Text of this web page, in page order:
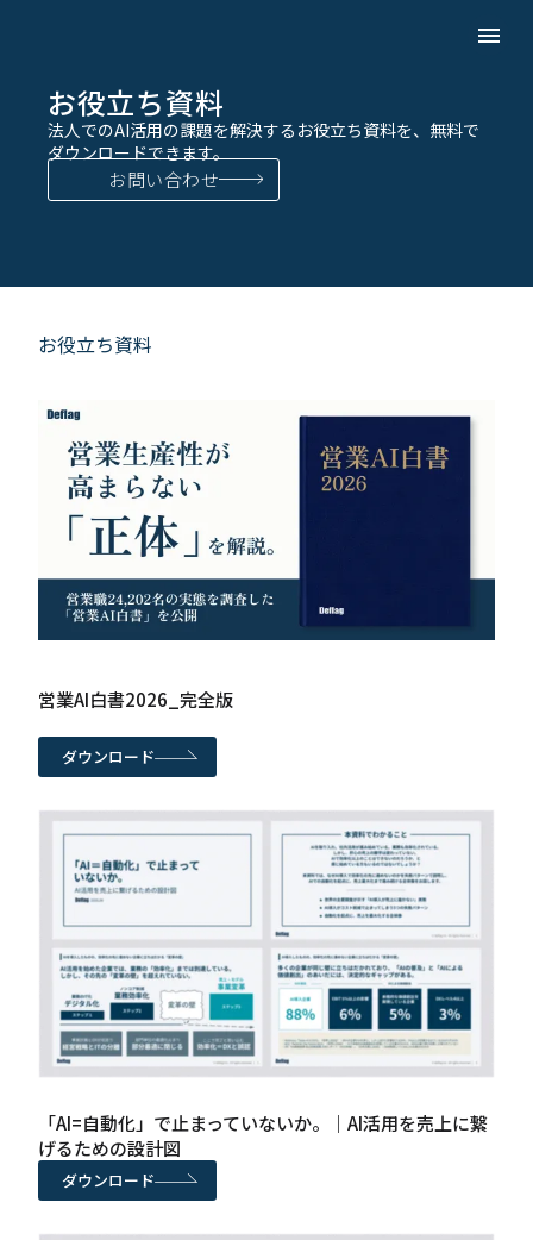
menu
お役立ち資料
法人でのAI活用の課題を解決するお役立ち資料を、無料で
ダウンロードできます。
お問い合わせ
お役立ち資料
営業AI白書2026_完全版
ダウンロード
「AI=自動化」で止まっていないか。｜AI活用を売上に繋
げるための設計図
ダウンロード